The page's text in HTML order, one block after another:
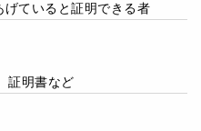
ていると証明できる者
証明書など